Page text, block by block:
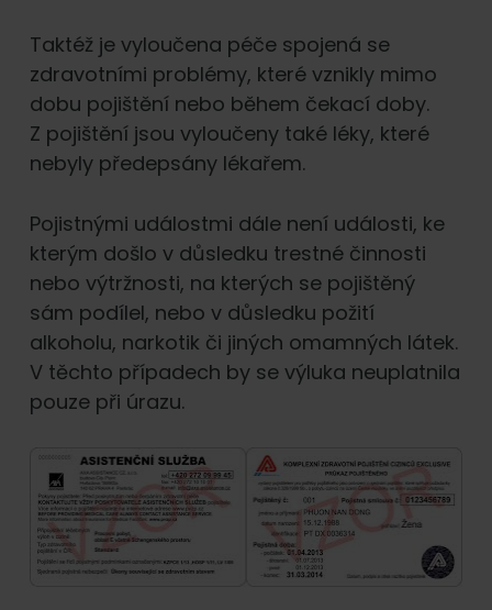
Taktéž je vyloučena péče spojená se
zdravotními problémy, které vznikly mimo
dobu pojištění nebo během čekací doby.
Z pojištění jsou vyloučeny také léky, které
nebyly předepsány lékařem.
Pojistnými událostmi dále není události, ke
kterým došlo v důsledku trestné činnosti
nebo výtržnosti, na kterých se pojištěný
sám podílel, nebo v důsledku požití
alkoholu, narkotik či jiných omamných látek.
V těchto případech by se výluka neuplatnila
pouze při úrazu.